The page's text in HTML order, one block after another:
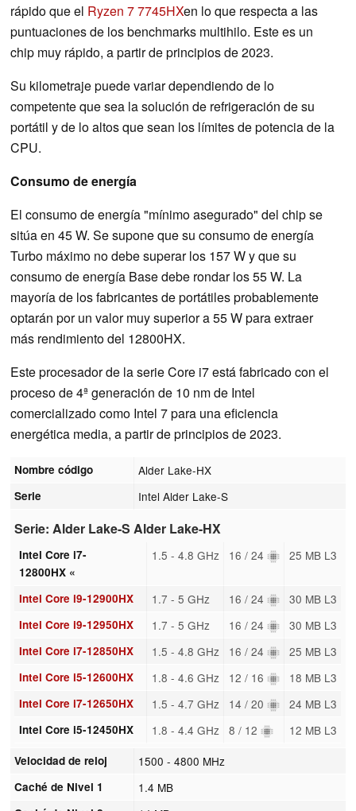
rápido que el Ryzen 7 7745HXen lo que respecta a las
puntuaciones de los benchmarks multihilo. Este es un
chip muy rápido, a partir de principios de 2023.
Su kilometraje puede variar dependiendo de lo
competente que sea la solución de refrigeración de su
portátil y de lo altos que sean los límites de potencia de la
CPU.
Consumo de energía
El consumo de energía "mínimo asegurado" del chip se
sitúa en 45 W. Se supone que su consumo de energía
Turbo máximo no debe superar los 157 W y que su
consumo de energía Base debe rondar los 55 W. La
mayoría de los fabricantes de portátiles probablemente
optarán por un valor muy superior a 55 W para extraer
más rendimiento del 12800HX.
Este procesador de la serie Core i7 está fabricado con el
proceso de 4ª generación de 10 nm de Intel
comercializado como Intel 7 para una eficiencia
energética media, a partir de principios de 2023.
Nombre código Alder Lake-HX
Serie Intel Alder Lake-S
Serie: Alder Lake-S Alder Lake-HX
Intel Core i7-
12800HX «
1.5 - 4.8 GHz 16 / 24 25 MB L3
Intel Core i9-12900HX 1.7 - 5 GHz 16 / 24 30 MB L3
Intel Core i9-12950HX 1.7 - 5 GHz 16 / 24 30 MB L3
Intel Core i7-12850HX 1.5 - 4.8 GHz 16 / 24 25 MB L3
Intel Core i5-12600HX 1.8 - 4.6 GHz 12 / 16 18 MB L3
Intel Core i7-12650HX 1.5 - 4.7 GHz 14 / 20 24 MB L3
Intel Core i5-12450HX 1.8 - 4.4 GHz 8 / 12 12 MB L3
Velocidad de reloj 1500 - 4800 MHz
Caché de Nivel 1 1.4 MB